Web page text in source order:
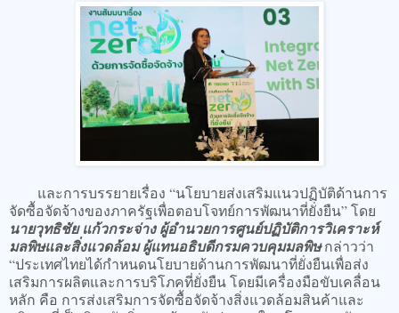
และการบรรยายเรื่อง “นโยบายส่งเสริมแนวปฏิบัติด้านการ
จัดซื้อจัดจ้างของภาครัฐเพื่อตอบโจทย์การพัฒนาที่ยั่งยืน” โดย
นายวุทธิชัย แก้วกระจ่าง ผู้อำนวยการศูนย์ปฏิบัติการวิเคราะห์
มลพิษและสิ่งแวดล้อม ผู้แทนอธิบดีกรมควบคุมมลพิษกล่าวว่า
“ประเทศไทยได้กำหนดนโยบายด้านการพัฒนาที่ยั่งยืนเพื่อส่ง
เสริมการผลิตและการบริโภคที่ยั่งยืน โดยมีเครื่องมือขับเคลื่อน
หลัก คือ การส่งเสริมการจัดซื้อจัดจ้างสิ่งแวดล้อมสินค้าและ